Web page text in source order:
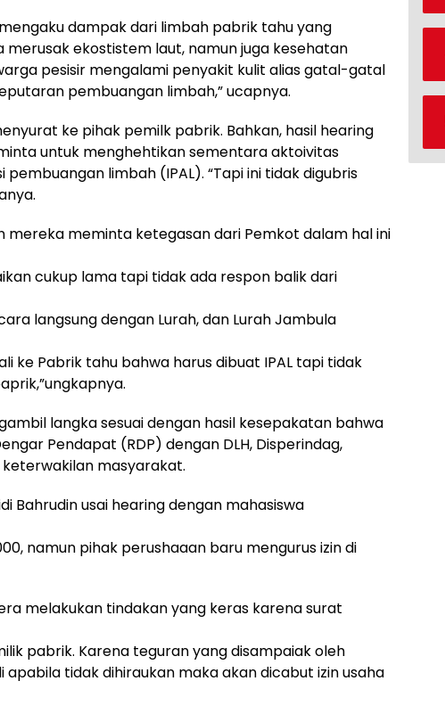
dampak dari limbah pabrik tahu yang
merusak ekostistem laut, namun juga kesehatan
pesisir mengalami penyakit kulit alias gatal-gatal
pembuangan limbah,” ucapnya.
ke pihak pemilk pabrik. Bahkan, hasil hearing
untuk menghehtikan sementara aktoivitas
limbah (IPAL). “Tapi ini tidak digubris
mereka meminta ketegasan dari Pemkot dalam hal ini
cukup lama tapi tidak ada respon balik dari
langsung dengan Lurah, dan Lurah Jambula
ke Pabrik tahu bahwa harus dibuat IPAL tapi tidak
langka sesuai dengan hasil kesepakatan bahwa
Pendapat (RDP) dengan DLH, Disperindag,
keterwakilan masyarakat.
Bahrudin usai hearing dengan mahasiswa
namun pihak perushaaan baru mengurus izin di
melakukan tindakan yang keras karena surat
pabrik. Karena teguran yang disampaiak oleh
tidak dihiraukan maka akan dicabut izin usaha